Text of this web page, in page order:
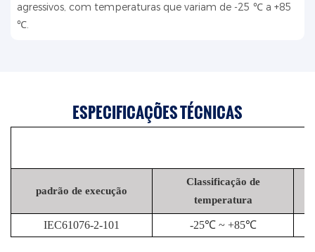
agressivos, com temperaturas que variam de -25 ℃ a +85
℃.
ESPECIFICAÇÕES TÉCNICAS
padrão de execução
Classificação de
temperatura
IEC61076-2-101 -25℃ ~ +85℃